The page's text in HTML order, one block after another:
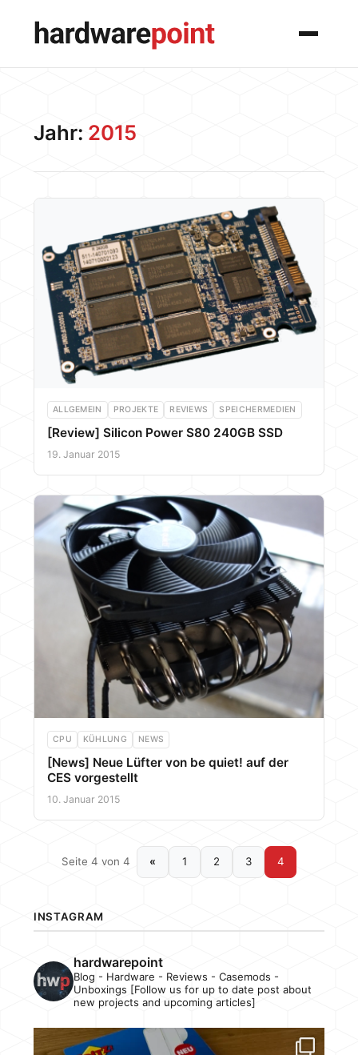
Menü
Jahr: 2015
ALLGEMEIN PROJEKTE REVIEWS SPEICHERMEDIEN
[Review] Silicon Power S80 240GB SSD
19. Januar 2015
CPU KÜHLUNG NEWS
[News] Neue Lüfter von be quiet! auf der
CES vorgestellt
10. Januar 2015
Seite 4 von 4 « 1 2 3 4
INSTAGRAM
hardwarepoint
Blog - Hardware - Reviews - Casemods -
Unboxings [Follow us for up to date post about
new projects and upcoming articles]